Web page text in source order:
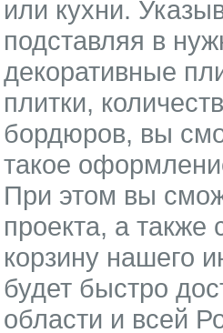
или кухни.
подставляя в
декоративные
плитки,
бордюров, вы
такое
При этом вы
проекта, а также
корзину нашего
будет быстро
области и всей